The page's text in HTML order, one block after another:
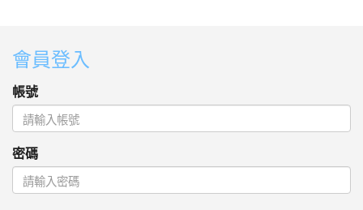
會員登入
帳號
密碼